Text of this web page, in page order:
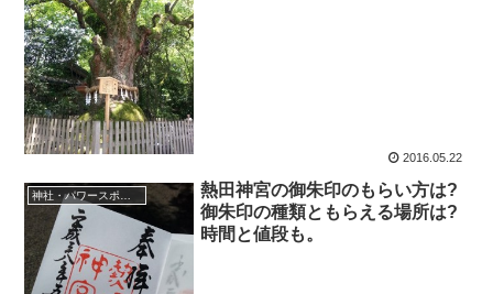
2016.05.22
熱田神宮の御朱印のもらい方は?
御朱印の種類ともらえる場所は?
時間と値段も。